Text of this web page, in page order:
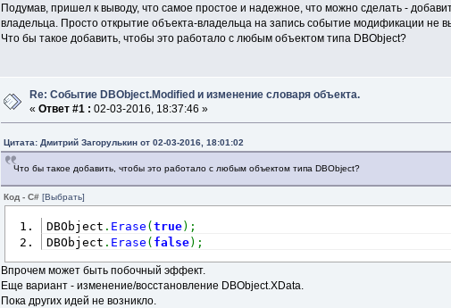
Подумав, пришел к выводу, что самое простое и надежное, что можно сделать -
владельца. Просто открытие объекта-владельца на запись событие модификации не
Что бы такое добавить, чтобы это работало с любым объектом типа DBObject?
Re: Событие DBObject.Modified и изменение словаря объекта.
«Ответ #1 : 02-03-2016, 18:37:46 »
Цитата: Дмитрий Загорулькин от 02-03-2016, 18:01:02
Что бы такое добавить, чтобы это работало с любым объектом типа DBObject?
Код - C#[Выбрать]
DBObject . Erase (true) ;
DBObject . Erase ( false) ;
Впрочем может быть побочный эффект.
Еще вариант - изменение/восстановление DBObject.XData.
Пока других идей не возникло.